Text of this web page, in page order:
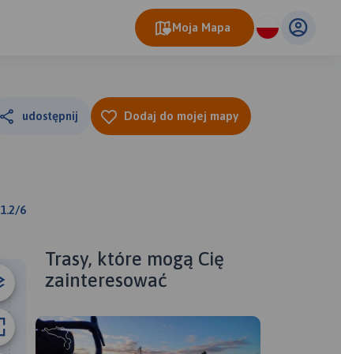
Moja Mapa
udostępnij Dodaj do mojej mapy
1.2/6
Trasy, które mogą Cię
zainteresować